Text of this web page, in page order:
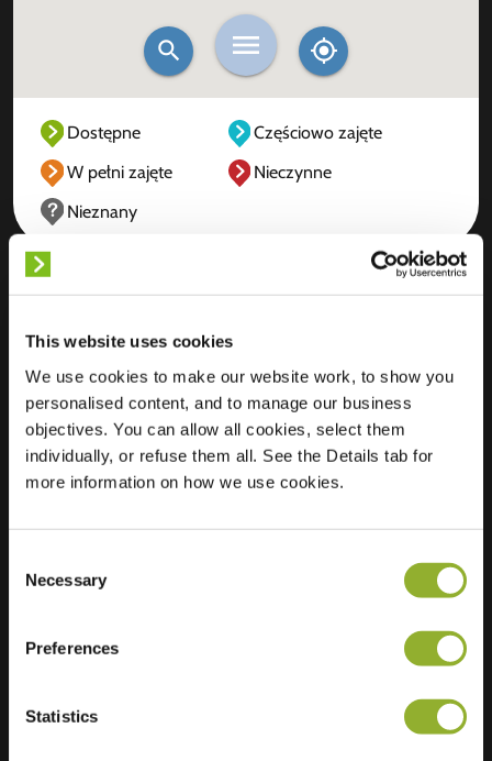
This website uses cookies
We use cookies to make our website work, to show you
personalised content, and to manage our business
objectives. You can allow all cookies, select them
individually, or refuse them all. See the Details tab for
more information on how we use cookies.
Selection
Necessary
Preferences
Statistics
Dostępne
Częściowo zajęte
W pełni zajęte
Nieczynne
Nieznany
Lokalizacja
Schout van
Herenthalsplein 39
5237 TJ s-
Hertogenbosch
Holandia